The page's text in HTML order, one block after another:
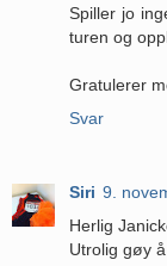
Spiller jo
turen og
Gratulerer
Svar
Siri 9.
Herlig
Utrolig gøy